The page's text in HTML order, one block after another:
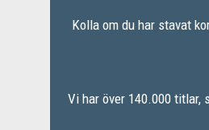
Kolla om du har stavat
Vi har över 140.000 titlar,